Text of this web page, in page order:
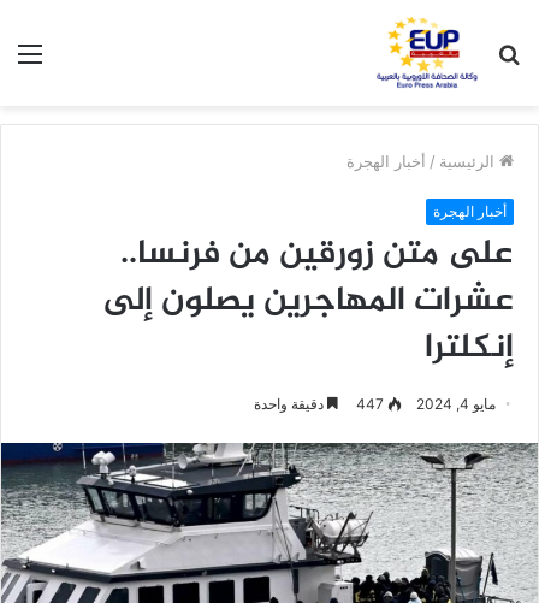
عن
الرئيسية / أخبار الهجرة
أخبار الهجرة
على متن زورقين من فرنسا..
عشرات المهاجرين يصلون إلى
إنكلترا
مايو 4, 2024 447 دقيقة واحدة